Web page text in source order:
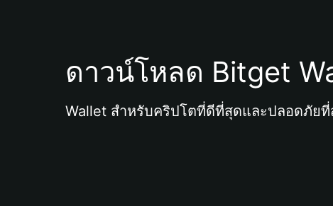
ดาวน์โหลด Bitget
Wallet สำหรับคริปโตที่ดีที่สุดและปลอดภัย